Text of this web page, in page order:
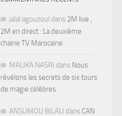
jalal agouzoul dans 2M live ,
2M en direct : La deuxième
chaine TV Marocaine
MALIKA NASRI dans Nous
révélons les secrets de six tours
de magie célèbres
ANSUMOU BILALI dans CAN